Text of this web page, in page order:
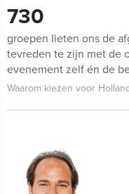
730
groepen lieten ons de
tevreden te zijn met de
evenement zelf én de
Waarom kiezen voor